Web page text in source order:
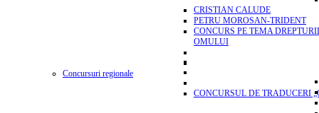
CRISTIAN CALUDE
PETRU MOROSAN-TRIDENT
CONCURS PE TEMA
OMULUI
Concursuri regionale
CONCURSUL DE TRADUCERI